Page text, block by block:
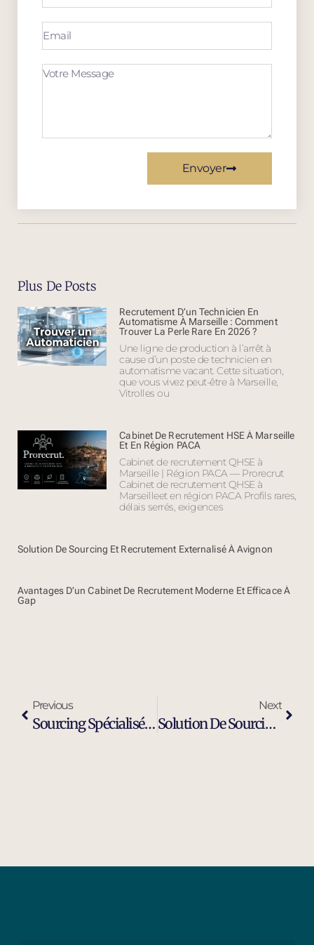
Envoyer
Plus De Posts
Recrutement D’un Technicien En
Automatisme À Marseille : Comment
Trouver La Perle Rare En 2026 ?
Une ligne de production à l’arrêt à
cause d’un poste de technicien en
automatisme vacant. Cette situation,
que vous vivez peut-être à Marseille,
Vitrolles ou
Cabinet De Recrutement HSE À Marseille
Et En Région PACA
Cabinet de recrutement QHSE à
Marseille | Région PACA — Prorecrut
Cabinet de recrutement QHSE à
Marseilleet en région PACA Profils rares,
délais serrés, exigences
Solution De Sourcing Et Recrutement Externalisé À Avignon
Avantages D’un Cabinet De Recrutement Moderne Et Efficace À
Gap
Previous
Sourcing Spécialisé Profil Industriel À Sophia Antipolis
Next
Solution De Sourcing Et Recrutement Externalisé À Sophia Antipolis